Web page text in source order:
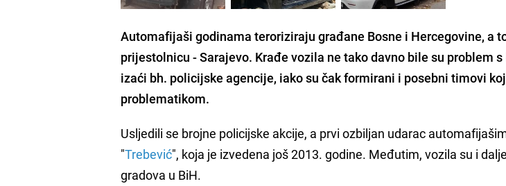
Automafijaši godinama teroriziraju građane Bosne i Hercegovine, a
prijestolnicu - Sarajevo. Krađe vozila ne tako davno bile su problem
izaći bh. policijske agencije, iako su čak formirani i posebni timovi
problematikom.
Usljedili se brojne policijske akcije, a prvi ozbiljan udarac
"Trebević", koja je izvedena još 2013. godine. Međutim, vozila su i
gradova u BiH.